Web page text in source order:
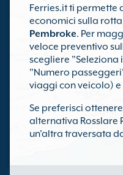
Ferries.it ti permette
economici sulla rotta
Pembroke. Per
veloce preventivo
scegliere
"Numero
viaggi con veicolo)
Se preferisci
alternativa Rosslare
un'altra traversata